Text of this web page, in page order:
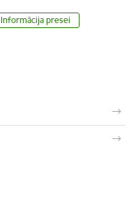
Informācija presei